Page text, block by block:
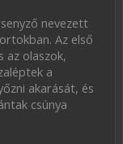
nevezett
Az első
az olaszok,
a
akarását, és
csúnya